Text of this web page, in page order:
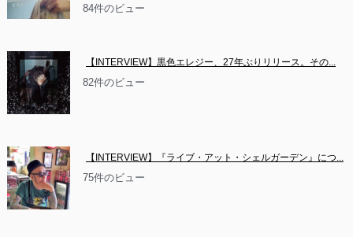
84件のビュー
【INTERVIEW】黒色エレジー、27年ぶりリリース。その...
82件のビュー
【INTERVIEW】『ライブ・アット・シェルガーデン』につ...
75件のビュー